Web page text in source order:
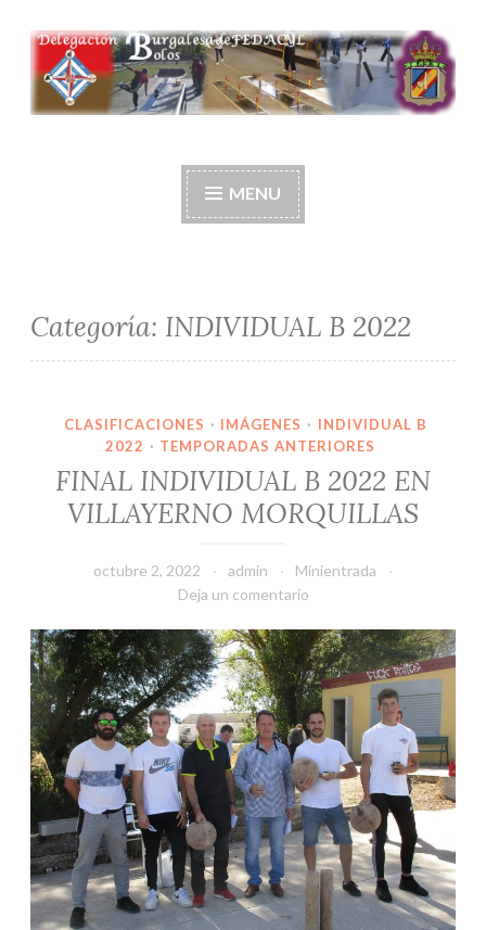
Ir
al
contenido
Delegación burgalesa
de fedacyl-bolos
MENU
Categoría: INDIVIDUAL B 2022
CLASIFICACIONES · IMÁGENES · INDIVIDUAL B
2022 · TEMPORADAS ANTERIORES
FINAL INDIVIDUAL B 2022 EN
VILLAYERNO MORQUILLAS
octubre 2, 2022 admin
Minientrada
Deja un comentario